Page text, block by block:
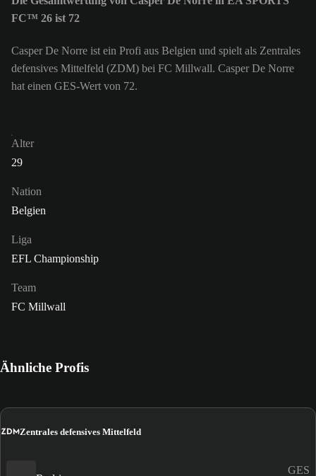
FC™ 26 ist 72
Casper De Norre ist ein Profi aus Belgien und spielt als Zentrales
defensives Mittelfeld (ZDM) bei FC Millwall. Casper De Norre
hat einen GES-Wert von 72.
Alter
29
Nation
Belgien
Liga
EFL Championship
Team
FC Millwall
Ähnliche Profis
ZDMZentrales defensives Mittelfeld
GES